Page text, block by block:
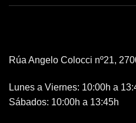
Rúa Angelo Colocci nº21,
Lunes a Viernes: 10:00h a
Sábados: 10:00h a 13:45h